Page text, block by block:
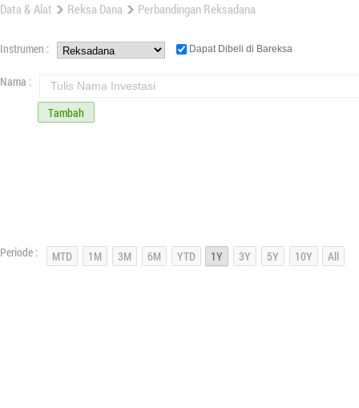
Data & Alat Reksa Dana Perbandingan Reksadana
Instrumen : Dapat Dibeli di Bareksa
Nama : Tulis Nama Investasi
Tambah
Periode :